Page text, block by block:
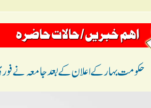
اہم خبریں / حالات حاضرہ
حکومت بہار کے اعلان کے بعد جا معه نے فوری